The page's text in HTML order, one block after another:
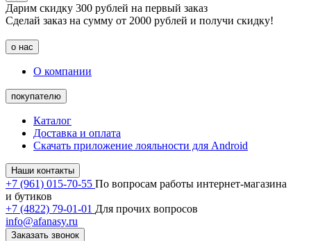
Дарим скидку 300 рублей на первый заказ
Сделай заказ на сумму от 2000 рублей и получи скидку!
о нас
О компании
покупателю
Каталог
Доставка и оплата
Скачать приложение лояльности для Android
Наши контакты
+7 (961) 015-70-55 По вопросам работы интернет-магазина
и бутиков
+7 (4822) 79-01-01 Для прочих вопросов
info@afanasy.ru
Заказать звонок